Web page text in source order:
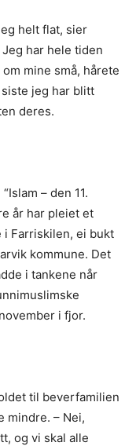
helt flat, sier
har hele tiden
mine små, hårete
jeg har blitt
deres.
– den 11.
år har pleiet et
Farriskilen, ei bukt
kommune. Det
i tankene når
i fjor.
til beverfamilien
mindre. – Nei,
og vi skal alle